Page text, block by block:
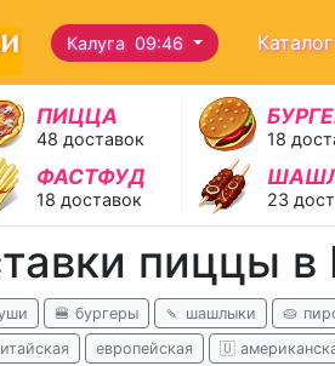
Калуга 09:46
ПИЦЦА
48 доставок 18
ФАСТФУД
18 доставок 23
пиццы в
🍔 бургеры 🍡 шашлыки 🥧
европейская 🇺